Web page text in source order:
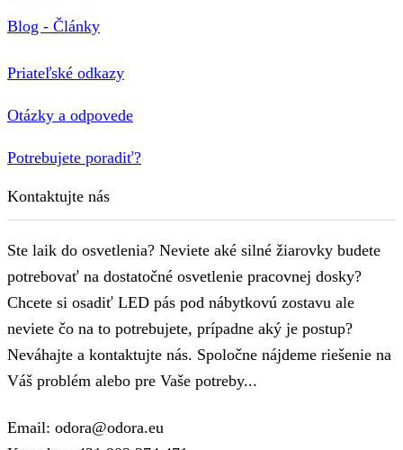
Blog - Články
Priateľské odkazy
Otázky a odpovede
Potrebujete poradiť?
Kontaktujte nás
Ste laik do osvetlenia? Neviete aké silné žiarovky budete
potrebovať na dostatočné osvetlenie pracovnej dosky?
Chcete si osadiť LED pás pod nábytkovú zostavu ale
neviete čo na to potrebujete, prípadne aký je postup?
Neváhajte a kontaktujte nás. Spoločne nájdeme riešenie na
Váš problém alebo pre Vaše potreby...
Email: odora@odora.eu